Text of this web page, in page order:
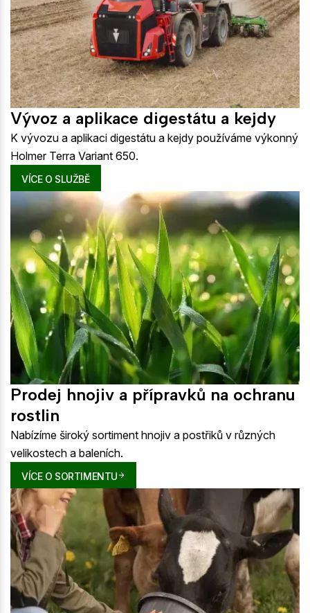
Vývoz a aplikace digestátu a kejdy
K vývozu a aplikaci digestátu a kejdy používáme výkonný
Holmer Terra Variant 650.
VÍCE O SLUŽBĚ
Prodej hnojiv a přípravků na ochranu
rostlin
Nabízíme široký sortiment hnojiv a postřiků v různých
velikostech a baleních.
VÍCE O SORTIMENTU